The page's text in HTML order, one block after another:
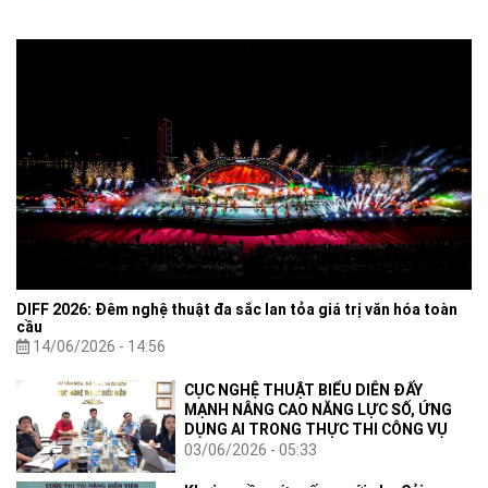
DIFF 2026: Đêm nghệ thuật đa sắc lan tỏa giá trị văn hóa toàn
cầu
14/06/2026 - 14:56
CỤC NGHỆ THUẬT BIỂU DIỄN ĐẨY
MẠNH NÂNG CAO NĂNG LỰC SỐ, ỨNG
DỤNG AI TRONG THỰC THI CÔNG VỤ
03/06/2026 - 05:33